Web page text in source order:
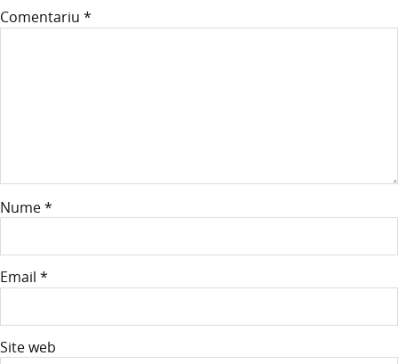
Comentariu *
Nume*
Email *
Site web